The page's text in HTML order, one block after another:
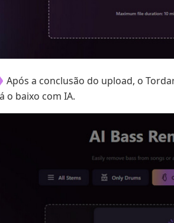
Após a conclusão do upload, o
o baixo com IA.